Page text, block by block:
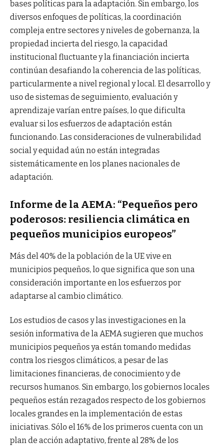
bases políticas para la adaptación. Sin embargo, los
diversos enfoques de políticas, la coordinación
compleja entre sectores y niveles de gobernanza, la
propiedad incierta del riesgo, la capacidad
institucional fluctuante y la financiación incierta
continúan desafiando la coherencia de las políticas,
particularmente a nivel regional y local. El desarrollo y
uso de sistemas de seguimiento, evaluación y
aprendizaje varían entre países, lo que dificulta
evaluar si los esfuerzos de adaptación están
funcionando. Las consideraciones de vulnerabilidad
social y equidad aún no están integradas
sistemáticamente en los planes nacionales de
adaptación.
Informe de la AEMA: “Pequeños pero
poderosos: resiliencia climática en
pequeños municipios europeos”
Más del 40% de la población de la UE vive en
municipios pequeños, lo que significa que son una
consideración importante en los esfuerzos por
adaptarse al cambio climático.
Los estudios de casos y las investigaciones en la
sesión informativa de la AEMA sugieren que muchos
municipios pequeños ya están tomando medidas
contra los riesgos climáticos, a pesar de las
limitaciones financieras, de conocimiento y de
recursos humanos. Sin embargo, los gobiernos locales
pequeños están rezagados respecto de los gobiernos
locales grandes en la implementación de estas
iniciativas. Sólo el 16% de los primeros cuenta con un
plan de acción adaptativo, frente al 28% de los